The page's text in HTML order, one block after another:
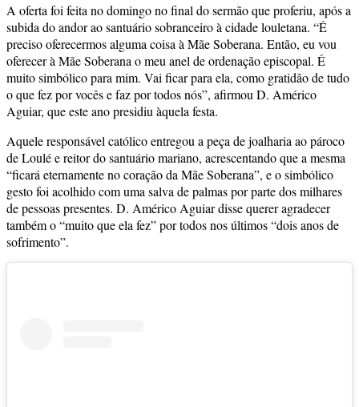
A oferta foi feita no domingo no final do sermão que proferiu, após a
subida do andor ao santuário sobranceiro à cidade louletana. “É
preciso oferecermos alguma coisa à Mãe Soberana. Então, eu vou
oferecer à Mãe Soberana o meu anel de ordenação episcopal. É
muito simbólico para mim. Vai ficar para ela, como gratidão de tudo
o que fez por vocês e faz por todos nós”, afirmou D. Américo
Aguiar, que este ano presidiu àquela festa.
Aquele responsável católico entregou a peça de joalharia ao pároco
de Loulé e reitor do santuário mariano, acrescentando que a mesma
“ficará eternamente no coração da Mãe Soberana”, e o simbólico
gesto foi acolhido com uma salva de palmas por parte dos milhares
de pessoas presentes. D. Américo Aguiar disse querer agradecer
também o “muito que ela fez” por todos nos últimos “dois anos de
sofrimento”.